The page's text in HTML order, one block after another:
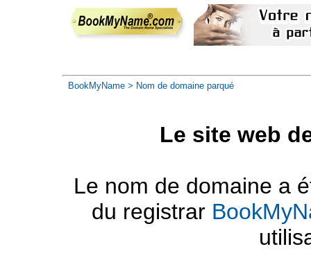
BookMyName > Nom de domaine parqué
Le site web
Le nom de domaine a
du registrar